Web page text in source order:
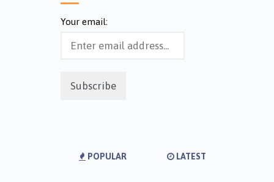
Your email:
POPULAR LATEST